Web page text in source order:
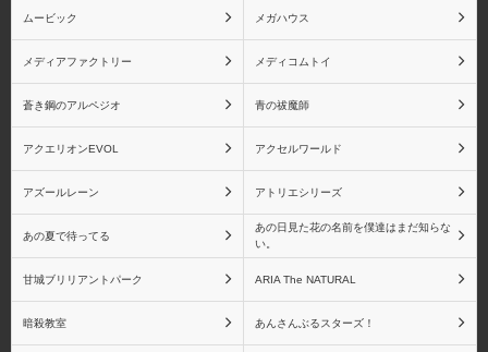
胡蝶しのぶ 富岡義勇
煉獄杏寿郎 宇髄天元
ムービック メガハウス
メディアファクトリー メディコムトイ
蒼き鋼のアルペジオ 青の祓魔師
アクエリオンEVOL アクセルワールド
アズールレーン アトリエシリーズ
あの夏で待ってる
あの日見た花の名前を僕達はまだ知らな
い。
甘城ブリリアントパーク ARIA The NATURAL
暗殺教室 あんさんぶるスターズ！